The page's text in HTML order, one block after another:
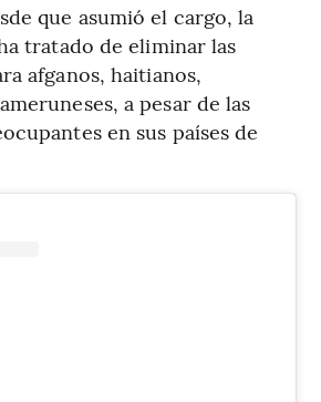
que asumió el cargo, la
tratado de eliminar las
afganos, haitianos,
a pesar de las
en sus países de